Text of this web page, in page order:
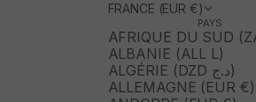
FRANCE (EUR €)
PAYS
AFRIQUE DU SUD
ALBANIE (ALL L)
ALGÉRIE (DZD د.ج)
ALLEMAGNE (EUR €)